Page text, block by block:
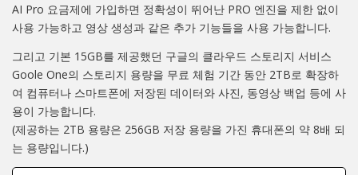
AI Pro 요금제에 가입하면 정확성이 뛰어난 PRO 엔진을 제한 없이
사용 가능하고 영상 생성과 같은 추가 기능들을 사용 가능합니다.
그리고 기본 15GB를 제공했던 구글의 클라우드 스토리지 서비스
Goole One의 스토리지 용량을 무료 체험 기간 동안 2TB로 확장하
여 컴퓨터나 스마트폰에 저장된 데이터와 사진, 동영상 백업 등에 사
용이 가능합니다.
(제공하는 2TB 용량은 256GB 저장 용량을 가진 휴대폰의 약 8배 되
는 용량입니다.)